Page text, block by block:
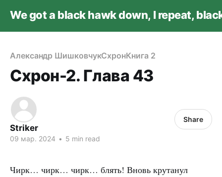
We got a black hawk down, I repeat,
Александр ШишковчукСхронКнига 2
Схрон-2. Глава 43
Striker
09 мар. 2024 • 5 min read
Share
Чирк… чирк… чирк… блять! Вновь крутанул